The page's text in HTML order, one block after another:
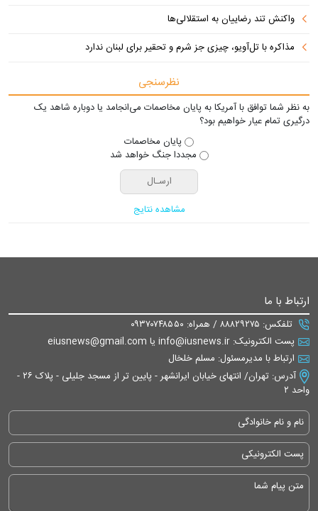
واکنش تند رضاییان به استقلالی‌ها
مذاکره با تل‌آویو، چیزی جز شرم و تحقیر برای لبنان ندارد
نظرسنجی
به نظر شما توافق با آمریکا به پایان مخاصمات می‌انجامد یا دوباره شاهد یک
درگیری تمام عیار خواهیم بود؟
پایان مخاصمات
مجددا جنگ خواهد شد
مشاهده نتایج
ارتباط با ما
تلفکس: ۸۸۸۲۹۲۷۵ / همراه: ۰۹۳۷۰۷۴۸۵۵۰
پست الکترونیک: info@iusnews.ir یا eiusnews@gmail.com
ارتباط با مدیرمسئول: مسلم خلخال
آدرس: تهران/ انتهای خیابان ایرانشهر - پایین تر از مسجد جلیلی - پلاک ۲۶ -
واحد ۲